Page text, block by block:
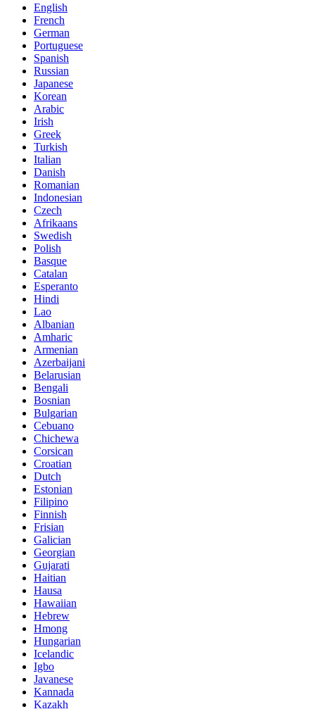
English
French
German
Portuguese
Spanish
Russian
Japanese
Korean
Arabic
Irish
Greek
Turkish
Italian
Danish
Romanian
Indonesian
Czech
Afrikaans
Swedish
Polish
Basque
Catalan
Esperanto
Hindi
Lao
Albanian
Amharic
Armenian
Azerbaijani
Belarusian
Bengali
Bosnian
Bulgarian
Cebuano
Chichewa
Corsican
Croatian
Dutch
Estonian
Filipino
Finnish
Frisian
Galician
Georgian
Gujarati
Haitian
Hausa
Hawaiian
Hebrew
Hmong
Hungarian
Icelandic
Igbo
Javanese
Kannada
Kazakh